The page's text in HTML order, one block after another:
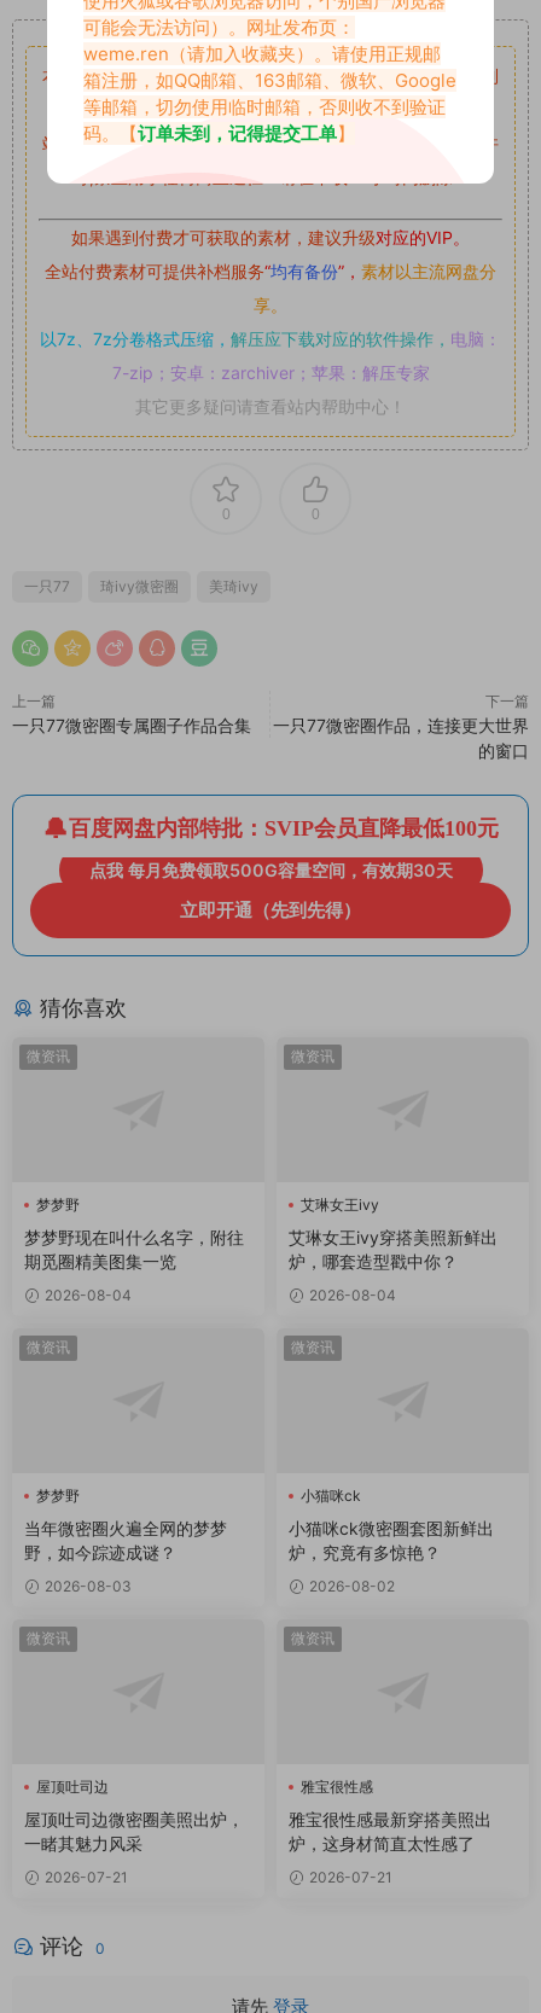
重要声明
本站资源均来自网络分享，如有侵犯你的权益请私信留言
收到
留言后，我们会第一时间进行审核后删除。
站内资源为网友个人学习或测试研究使用，未经原版权作者许
如果遇到付费才可获取的素材，建议升级对应的VIP。
全站付费素材可提供补档服务“均有备份”， 素材以主流网盘分
享。
以7z、7z分卷格式压缩， 解压应下载对应的软件操作， 电脑：
7-zip；安卓：zarchiver；苹果：解压专家
其它更多疑问请查看站内帮助中心！
0 0
一只77 琦ivy微密圈 美琦ivy
上一篇
一只77微密圈专属圈子作品合集
下一篇
一只77微密圈作品，连接更大世界
的窗口
百度网盘内部特批：SVIP会员直降最低100元
点我 每月免费领取500G容量空间，有效期30天
立即开通（先到先得）
猜你喜欢
微资讯
梦梦野
梦梦野现在叫什么名字，附往
期觅圈精美图集一览
2026-08-04
微资讯
艾琳女王ivy
艾琳女王ivy穿搭美照新鲜出
炉，哪套造型戳中你？
2026-08-04
微资讯
梦梦野
当年微密圈火遍全网的梦梦
野，如今踪迹成谜？
2026-08-03
微资讯
小猫咪ck
小猫咪ck微密圈套图新鲜出
炉，究竟有多惊艳？
2026-08-02
微资讯
屋顶吐司边
屋顶吐司边微密圈
屋顶吐司边微密圈美照出炉，
一睹其魅力风采
2026-07-21
微资讯
雅宝很性感
雅宝很性感最新穿搭美照出
炉，这身材简直太性感了
2026-07-21
评论 0
请先 登录
可能会无法访问）。网址发布页：
weme.ren （请加入收藏夹）。请使用正规邮
箱注册，如QQ邮箱、163邮箱、微软、Google
等邮箱，切勿使用临时邮箱，否则收不到验证
码。【订单未到，记得提交工单】